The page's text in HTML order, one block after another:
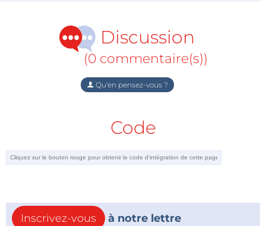
Discussion
(0 commentaire(s))
Qu'en pensez-vous ?
Code
Inscrivez-vous
à notre lettre